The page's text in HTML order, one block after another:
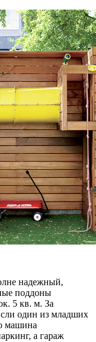
надежный,
поддоны
5 кв. м. За
один из младших
машина
а гараж